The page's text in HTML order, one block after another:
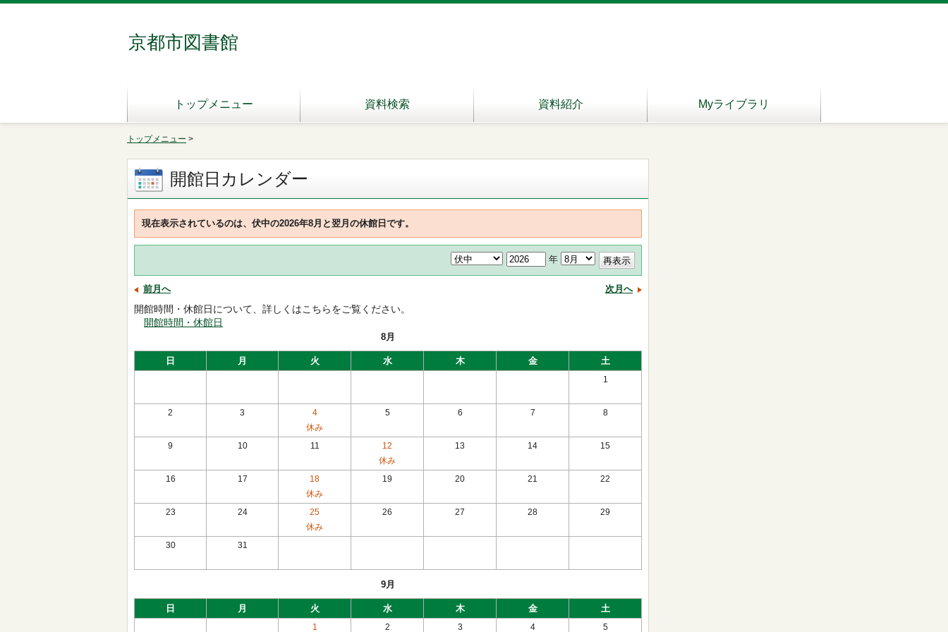
京都市図書館
トップメニュー 資料検索 資料紹介 Myライブラリ
トップメニュー >
開館日カレンダー
現在表示されているのは、伏中の2026年8月と翌月の休館日です。
年
前月へ 次月へ
開館時間・休館日について、詳しくはこちらをご覧ください。
開館時間・休館日
8月
日 月 火 水 木 金 土
1
2 3
4
休み
5 6 7 8
9 10 11
12
休み
13 14 15
16 17
18
休み
19 20 21 22
23 24
25
休み
26 27 28 29
30 31
9月
日 月 火 水 木 金 土
1 2 3 4 5